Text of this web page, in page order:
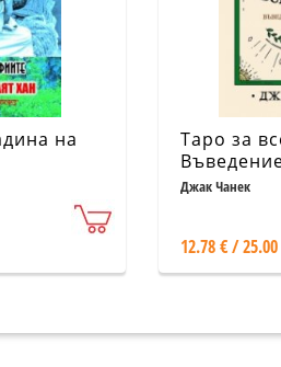
на
Таро за
картите
Джак Чанек
12.78 € /